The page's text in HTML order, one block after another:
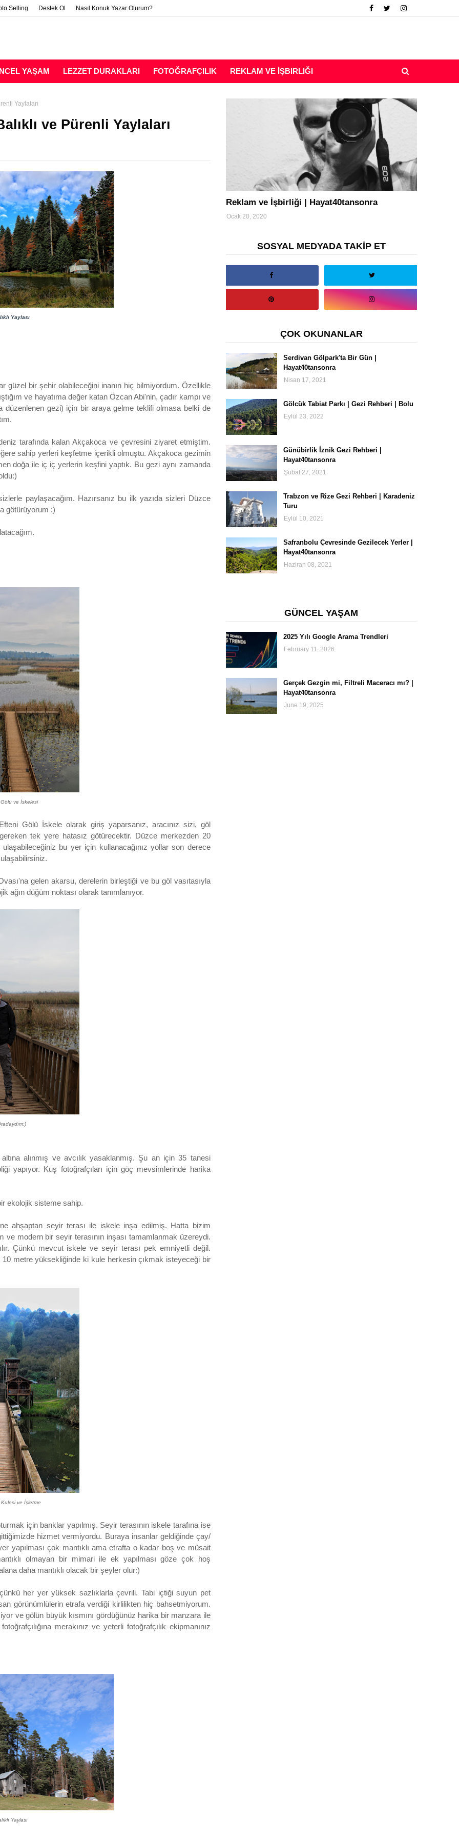
Selling Destek Ol Nasıl Konuk Yazar Olurum?
YAŞAM LEZZET DURAKLARI FOTOĞRAFÇILIK REKLAM VE İŞBIRLIĞI
Yaylaları
ve Pürenli Yaylaları
Yaylası
güzel bir şehir olabileceğini inanın hiç bilmiyordum. Özellikle
ve hayatıma değer katan Özcan Abi'nin, çadır kampı ve
düzenlenen gezi) için bir araya gelme teklifi olmasa belki de
tarafında kalan Akçakoca ve çevresini ziyaret etmiştim.
sahip yerleri keşfetme içerikli olmuştu. Akçakoca gezimin
doğa ile iç iç yerlerin keşfini yaptık. Bu gezi aynı zamanda
paylaşacağım. Hazırsanız bu ilk yazıda sizleri Düzce
götürüyorum :)
ve İskelesi
Gölü İskele olarak giriş yaparsanız, aracınız sizi, göl
tek yere hatasız götürecektir. Düzce merkezden 20
bu yer için kullanacağınız yollar son derece
gelen akarsu, derelerin birleştiği ve bu göl vasıtasıyla
ağın düğüm noktası olarak tanımlanıyor.
alınmış ve avcılık yasaklanmış. Şu an için 35 tanesi
yapıyor. Kuş fotoğrafçıları için göç mevsimlerinde harika
ekolojik sisteme sahip.
ahşaptan seyir terası ile iskele inşa edilmiş. Hatta bizim
ve modern bir seyir terasının inşası tamamlanmak üzereydi.
Çünkü mevcut iskele ve seyir terası pek emniyetli değil.
metre yüksekliğinde ki kule herkesin çıkmak isteyeceği bir
Kulesi ve İşletme
için banklar yapılmış. Seyir terasının iskele tarafına ise
hizmet vermiyordu. Buraya insanlar geldiğinde çay/
yapılması çok mantıklı ama etrafta o kadar boş ve müsait
olmayan bir mimari ile ek yapılması göze çok hoş
daha mantıklı olacak bir şeyler olur:)
her yer yüksek sazlıklarla çevrili. Tabi içtiği suyun pet
görünümlülerin etrafa verdiği kirlilikten hiç bahsetmiyorum.
ve gölün büyük kısmını gördüğünüz harika bir manzara ile
merakınız ve yeterli fotoğrafçılık ekipmanınız
Yaylası
Reklam ve İşbirliği | Hayat40tansonra
Ocak 20, 2020
SOSYAL MEDYADA TAKİP ET
ÇOK OKUNANLAR
Serdivan Gölpark'ta Bir Gün |
Hayat40tansonra
Nisan 17, 2021
Gölcük Tabiat Parkı | Gezi Rehberi | Bolu
Eylül 23, 2022
Günübirlik İznik Gezi Rehberi |
Hayat40tansonra
Şubat 27, 2021
Trabzon ve Rize Gezi Rehberi | Karadeniz
Turu
Eylül 10, 2021
Safranbolu Çevresinde Gezilecek Yerler |
Hayat40tansonra
Haziran 08, 2021
GÜNCEL YAŞAM
2025 Yılı Google Arama Trendleri
February 11, 2026
Gerçek Gezgin mi, Filtreli Maceracı mı? |
Hayat40tansonra
June 19, 2025